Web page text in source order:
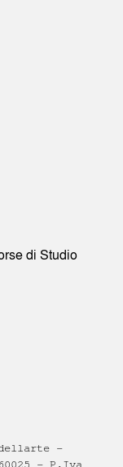
di Studio
–